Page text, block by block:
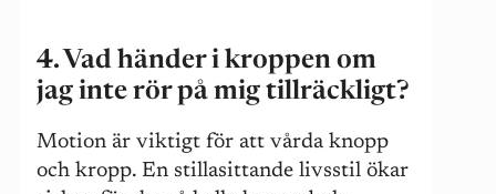
4. Vad händer i kroppen om
jag inte rör på mig tillräckligt?
Motion är viktigt för att vårda knopp
och kropp. En stillasittande livsstil ökar